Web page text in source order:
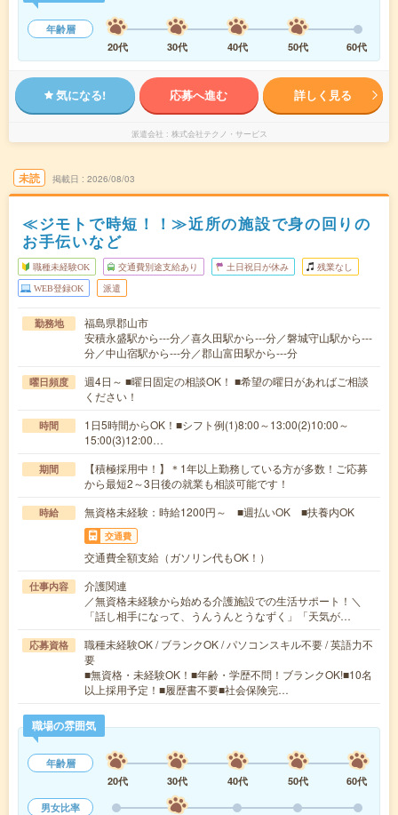
年齢層
20代
30代 40代 50代 60代
気になる! 応募へ進む 詳しく見る
派遣会社 株式会社テクノ・サービス
未読 掲載日 2026/08/03
≪ジモトで時短！！≫近所の施設で身の回りの
お手伝いなど
職種未経験OK 交通費別途支給あり 土日祝日が休み 残業なし
WEB登録OK 派遣
勤務地
福島県郡山市
安積永盛駅から---分／喜久田駅から---分／磐城守山駅から---
分／中山宿駅から---分／郡山富田駅から---分
曜日頻度
週4日～ ■曜日固定の相談OK！ ■希望の曜日があればご相談
ください！
時間
1日5時間からOK！■シフト例(1)8:00～13:00(2)10:00～
15:00(3)12:00…
期間
【積極採用中！】＊1年以上勤務している方が多数！ご応募
から最短2～3日後の就業も相談可能です！
時給 無資格未経験：時給1200円～ ■週払いOK ■扶養内OK
交通費
交通費全額支給（ガソリン代もOK！）
仕事内容
介護関連
／無資格未経験から始める介護施設での生活サポート！＼
「話し相手になって、うんうんとうなずく」「天気が…
応募資格
職種未経験OK / ブランクOK / パソコンスキル不要 / 英語力不
要
■無資格・未経験OK！■年齢・学歴不問！ブランクOK!■10名
以上採用予定！■履歴書不要■社会保険完…
職場の雰囲気
年齢層
20代
30代 40代 50代
60代
男女比率